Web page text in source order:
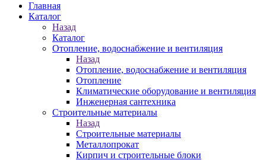
Главная
Каталог
Назад
Каталог
Отопление, водоснабжение и вентиляция
Назад
Отопление, водоснабжение и вентиляция
Отопление
Климатические оборудование и вентиляция
Инженерная сантехника
Строительные материалы
Назад
Строительные материалы
Металлопрокат
Кирпич и строительные блоки